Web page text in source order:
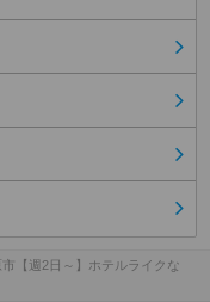
市【週2日～】ホテルライクな